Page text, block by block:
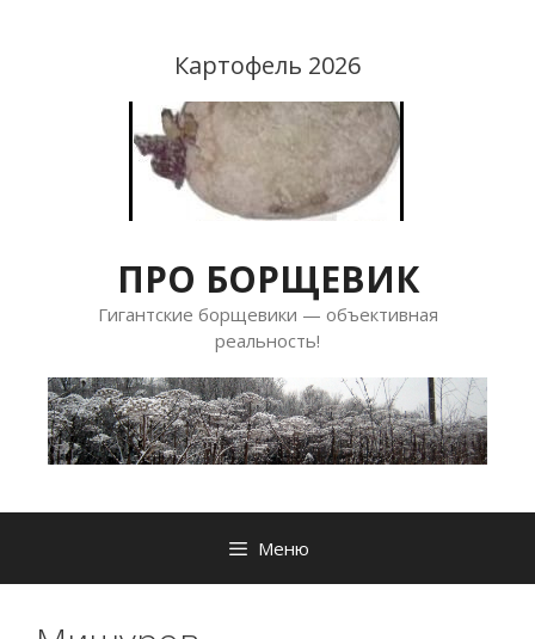
Картофель 2026
ПРО БОРЩЕВИК
Гигантские борщевики — объективная
реальность!
Меню